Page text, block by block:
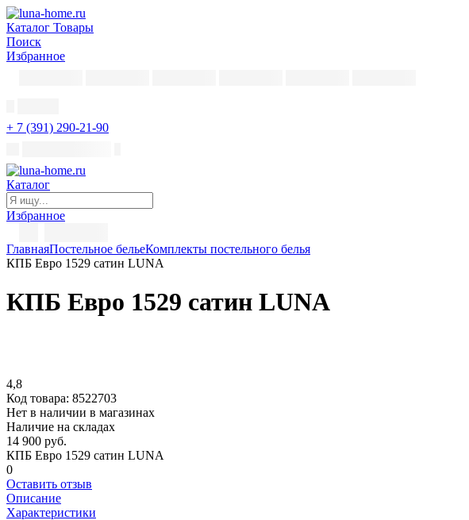
Каталог Товары
Поиск
Избранное
+ 7 (391) 290-21-90
Каталог
Избранное
ГлавнаяПостельное бельеКомплекты постельного белья
КПБ Евро 1529 сатин LUNA
КПБ Евро 1529 сатин LUNA
4,8
Код товара: 8522703
Нет в наличии в магазинах
Наличие на складах
14 900 руб.
КПБ Евро 1529 сатин LUNA
0
Оставить отзыв
Описание
Характеристики